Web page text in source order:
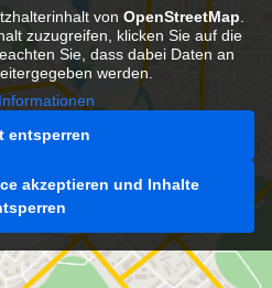
von OpenStreetMap
zuzugreifen, klicken Sie auf die
Sie, dass dabei Daten an
werden.
entsperren
akzeptieren und Inhalte